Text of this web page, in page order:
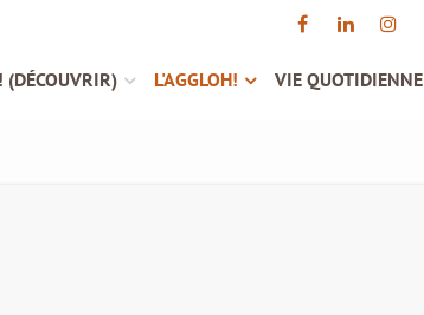
(DÉCOUVRIR) L'AGGLOH! VIE QUOTIDIENNE